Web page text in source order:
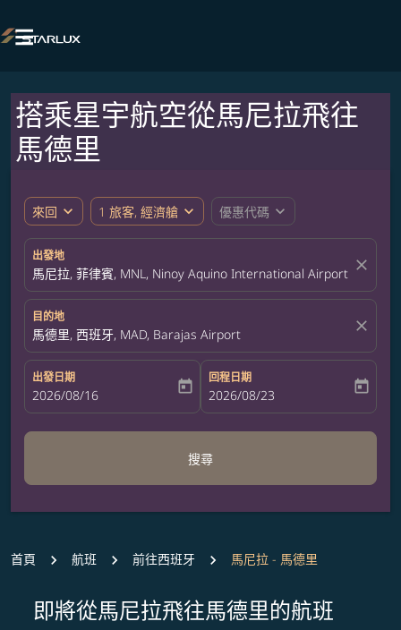

搭乘星宇航空從馬尼拉飛往
馬德里
來回 expand_more 1 旅客, 經濟艙 expand_more 優惠代碼 expand_more
出發地
馬尼拉, 菲律賓, MNL, Ninoy Aquino International Airport close
目的地
馬德里, 西班牙, MAD, Barajas Airport close
出發日期
fc-booking-departure-date-aria-label
2026/08/16 today
回程日期
fc-booking-return-date-aria-label
2026/08/23 today
搜尋
首頁 航班 前往西班牙 馬尼拉 - 馬德里
即將從馬尼拉飛往馬德里的航班
無符合您設定條件的票價，請調整篩選條件。